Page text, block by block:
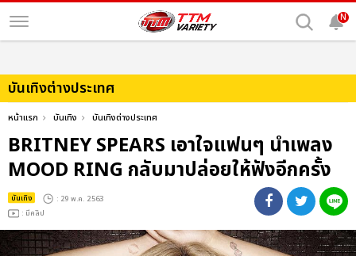
N
บันเทิงต่างประเทศ
หน้าแรก บันเทิง บันเทิงต่างประเทศ
BRITNEY SPEARS เอาใจแฟนๆ นำเพลง
MOOD RING กลับมาปล่อยให้ฟังอีกครั้ง
บันเทิง : 29 พ.ค. 2563
: มีคลิป